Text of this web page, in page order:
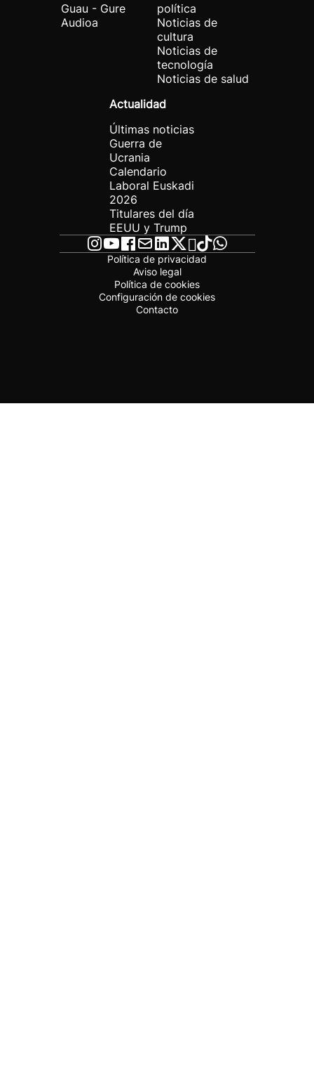
Guau - Gure
Audioa
política
Noticias de
cultura
Noticias de
tecnología
Noticias de salud
Actualidad
Últimas noticias
Guerra de
Ucrania
Calendario
Laboral Euskadi
2026
Titulares del día
EEUU y Trump
Política de privacidad
Aviso legal
Política de cookies
Configuración de cookies
Contacto